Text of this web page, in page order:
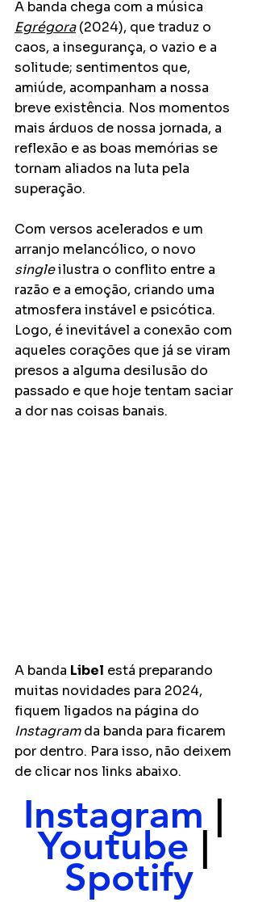
A banda chega com a música
Egrégora (2024), que traduz o
caos, a insegurança, o vazio e a
solitude; sentimentos que,
amiúde, acompanham a nossa
breve existência. Nos momentos
mais árduos de nossa jornada, a
reflexão e as boas memórias se
tornam aliados na luta pela
superação.
Com versos acelerados e um
arranjo melancólico, o novo
single ilustra o conflito entre a
razão e a emoção, criando uma
atmosfera instável e psicótica.
Logo, é inevitável a conexão com
aqueles corações que já se viram
presos a alguma desilusão do
passado e que hoje tentam saciar
a dor nas coisas banais.
A banda Libel está preparando
muitas novidades para 2024,
fiquem ligados na página do
Instagram da banda para ficarem
por dentro. Para isso, não deixem
de clicar nos links abaixo.
Instagram |
Youtube |
Spotify